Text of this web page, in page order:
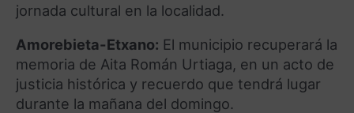
jornada cultural en la localidad.
Amorebieta-Etxano: El municipio recuperará la
memoria de Aita Román Urtiaga, en un acto de
justicia histórica y recuerdo que tendrá lugar
durante la mañana del domingo.